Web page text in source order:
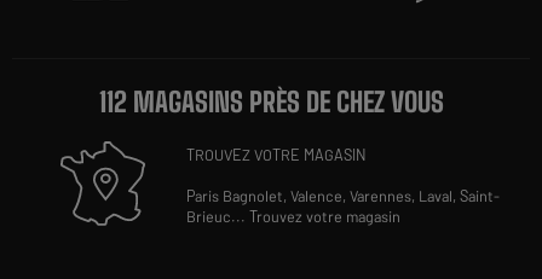
112 MAGASINS PRÈS DE CHEZ VOUS
TROUVEZ VOTRE MAGASIN
Paris Bagnolet,Valence,Varennes, Laval,Saint-
Brieuc...Trouvez votre magasin